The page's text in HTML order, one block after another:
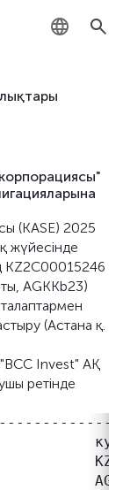
(KASE) 2025
жүйесінде
KZ2C00015246
AGKKb23)
(Астана қ.
Invest" АҚ
ретінде